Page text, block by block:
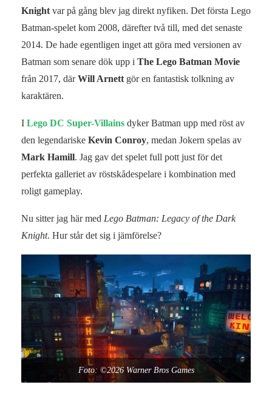
Knight var på gång blev jag direkt nyfiken. Det första Lego
Batman‑spelet kom 2008, därefter två till, med det senaste
2014. De hade egentligen inget att göra med versionen av
Batman som senare dök upp i The Lego Batman Movie
från 2017, därWill Arnett gör en fantastisk tolkning av
karaktären.
I Lego DC Super-Villains dyker Batman upp med röst av
den legendariske Kevin Conroy, medan Jokern spelas av
Mark Hamill. Jag gav det spelet full pott just för det
perfekta galleriet av röstskådespelare i kombination med
roligt gameplay.
Nu sitter jag här med Lego Batman: Legacy of the Dark
Knight. Hur står det sig i jämförelse?
Foto: ©2026 Warner Bros Games